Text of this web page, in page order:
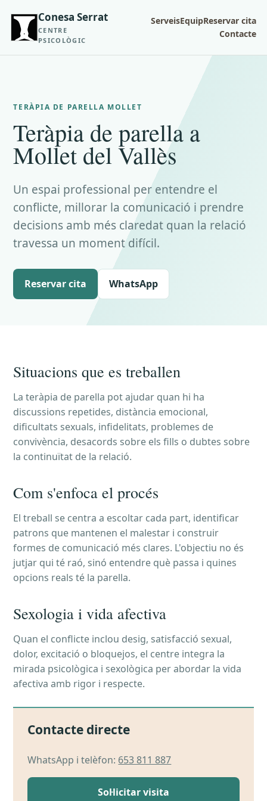
Conesa Serrat
CENTRE
PSICOLÒGIC
ServeisEquipReservar cita
Contacte
TERÀPIA DE PARELLA MOLLET
Teràpia de parella a
Mollet del Vallès
Un espai professional per entendre el
conflicte, millorar la comunicació i prendre
decisions amb més claredat quan la relació
travessa un moment difícil.
Reservar cita WhatsApp
Situacions que es treballen
La teràpia de parella pot ajudar quan hi ha
discussions repetides, distància emocional,
dificultats sexuals, infidelitats, problemes de
convivència, desacords sobre els fills o dubtes sobre
la continuïtat de la relació.
Com s'enfoca el procés
El treball se centra a escoltar cada part, identificar
patrons que mantenen el malestar i construir
formes de comunicació més clares. L'objectiu no és
jutjar qui té raó, sinó entendre què passa i quines
opcions reals té la parella.
Sexologia i vida afectiva
Quan el conflicte inclou desig, satisfacció sexual,
dolor, excitació o bloquejos, el centre integra la
mirada psicològica i sexològica per abordar la vida
afectiva amb rigor i respecte.
Contacte directe
WhatsApp i telèfon: 653 811 887
Sol·licitar visita